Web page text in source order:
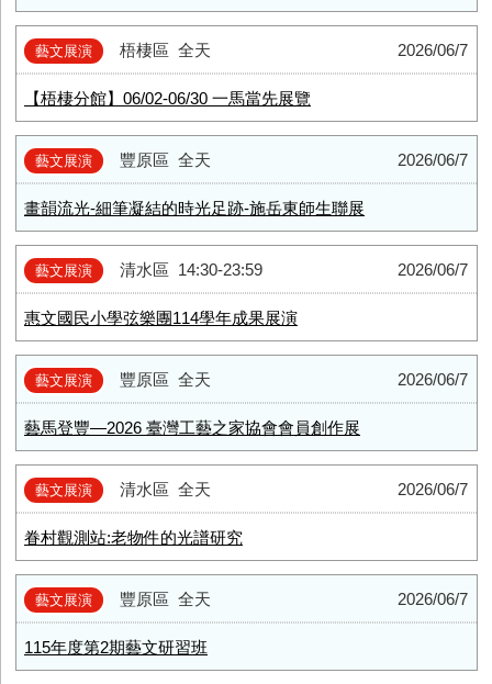
藝文展演 梧棲區 2026/06/7
全天
【梧棲分館】06/02-06/30 一馬當先展覽
藝文展演 豐原區 2026/06/7
全天
畫韻流光-細筆凝結的時光足跡-施岳東師生聯展
藝文展演 清水區 2026/06/7
14:30-23:59
惠文國民小學弦樂團114學年成果展演
藝文展演 豐原區 2026/06/7
全天
藝馬登豐—2026 臺灣工藝之家協會會員創作展
藝文展演 清水區 2026/06/7
全天
眷村觀測站:老物件的光譜研究
藝文展演 豐原區 2026/06/7
全天
115年度第2期藝文研習班